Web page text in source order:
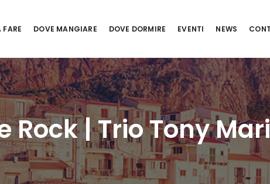
FARE DOVE MANGIARE DOVE DORMIRE EVENTI NEWS
Rock | Trio Tony